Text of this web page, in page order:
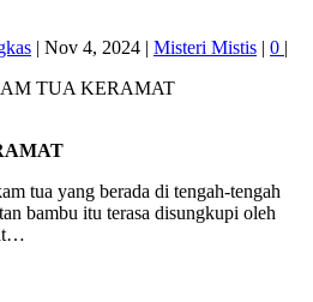
| Nov 4, 2024 | Misteri Mistis | 0 |
tua yang berada di tengah-tengah
bambu itu terasa disungkupi oleh